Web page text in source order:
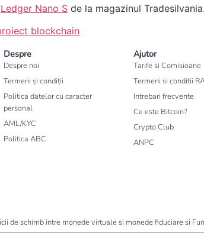
Ledger Nano S de la magazinul Tradesilvania.
blockchain
Despre
Despre noi
Termeni și condiții
Politica datelor cu caracter
personal
AML/KYC
Politica ABC
Ajutor
Tarife si Comisioane
Termeni si conditii
Intrebari frecvente
Ce este Bitcoin?
Crypto Club
ANPC
de schimb intre monede virtuale si monede fiduciare si